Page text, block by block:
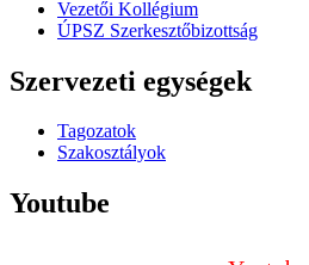
Vezetői Kollégium
ÚPSZ Szerkesztőbizottság
Szervezeti egységek
Tagozatok
Szakosztályok
Youtube